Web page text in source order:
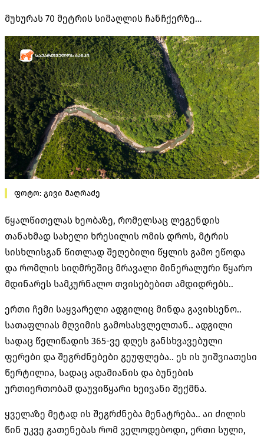
მუხურას 70 მეტრის სიმაღლის ჩანჩქერზე…
ფოტო: გივი მაღრაძე
წყალწითელას ხეობაზე, რომელსაც ლეგენდის
თანახმად სახელი ხრესილის ომის დროს, მტრის
სისხლისგან წითლად შეღებილი წყლის გამო ეწოდა
და რომლის სიღმრეშიც მრავალი მინერალური წყარო
მდინარეს სამკურნალო თვისებებით ამდიდრებს..
ერთი ჩემი საყვარელი ადგილიც მინდა გავიხსენო..
სათაფლიას მღვიმის გამოსასვლელთან.. ადგილი
სადაც წელიწადის 365-ვე დღეს განსხვავებული
ფერები და შეგრძნებები გეუფლება.. ეს ის უიშვიათესი
წერტილია, სადაც ადამიანის და ბუნების
ურთიერთობამ დაუვიწყარი ხეივანი შექმნა.
ყველაზე მეტად ის შეგრძნება მენატრება.. აი ძილის
წინ უკვე გათენებას რომ ველოდებოდი, ერთი სული,